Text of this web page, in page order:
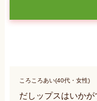
ころころあい(40代・女性)
だしップスはいか